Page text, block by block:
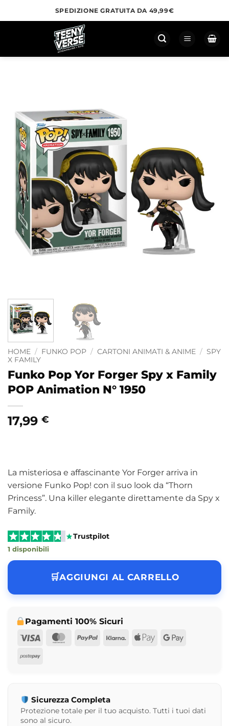
ai
SPEDIZIONE GRATUITA DA 49,99€
HOME / FUNKO POP / CARTONI ANIMATI & ANIME / SPY
X FAMILY
Funko Pop Yor Forger Spy x Family
POP Animation N° 1950
17,99 €
La misteriosa e affascinante Yor Forger arriva in
versione Funko Pop! con il suo look da “Thorn
Princess”. Una killer elegante direttamente da Spy x
Family.
Trustpilot
1 disponibili
AGGIUNGI AL CARRELLO
Pagamenti 100% Sicuri
Visa
MasterCard
PayPalKlarna Apple Google
Postepay
Sicurezza Completa
Protezione totale per il tuo acquisto. Tutti i tuoi dati
sono al sicuro.